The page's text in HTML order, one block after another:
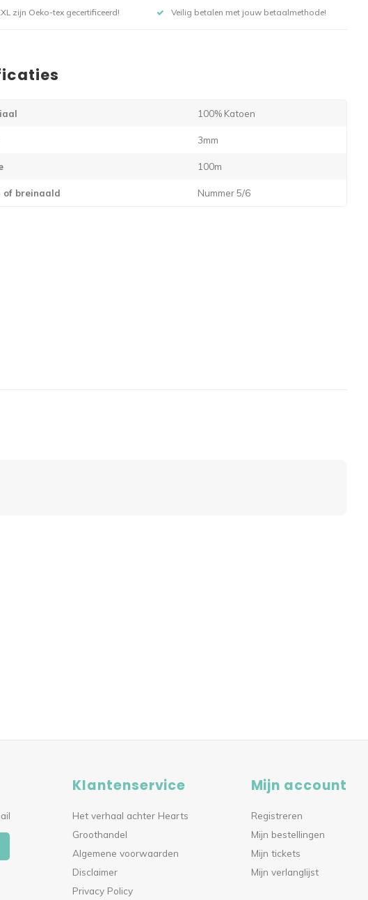
zijn Oeko-tex gecertificeerd! Veilig betalen met jouw betaalmethode!
100% Katoen
3mm
100m
of breinaald Nummer 5/6
Klantenservice
Het verhaal achter Hearts
Groothandel
Algemene voorwaarden
Disclaimer
Privacy Policy
Mijn account
Registreren
Mijn bestellingen
Mijn tickets
Mijn verlanglijst